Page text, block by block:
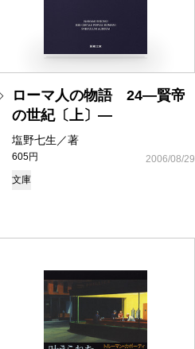
ローマ人の物語 24―賢帝
の世紀〔上〕―
塩野七生／著
605円
2006/08/29
文庫